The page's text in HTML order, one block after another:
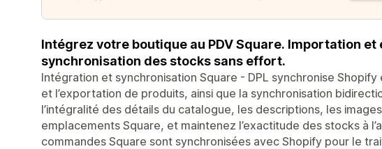
Intégrez votre boutique au PDV Square. Importation
synchronisation des stocks sans effort.
Intégration et synchronisation Square - DPL synchronise
et l’exportation de produits, ainsi que la synchronisation
l’intégralité des détails du catalogue, les descriptions, les
emplacements Square, et maintenez l’exactitude des stocks à
commandes Square sont synchronisées avec Shopify pour le